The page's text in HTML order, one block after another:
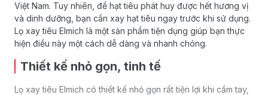
Việt Nam. Tuy nhiên, để hạt tiêu phát huy được hết hương vị
và dinh dưỡng, bạn cần xay hạt tiêu ngay trước khi sử dụng.
Lọ xay tiêu Elmich là một sản phẩm tiện dụng giúp bạn thực
hiện điều này một cách dễ dàng và nhanh chóng.
Thiết kế nhỏ gọn, tinh tế
Lọ xay tiêu Elmich có thiết kế nhỏ gọn rất tiện lợi khi cầm tay,